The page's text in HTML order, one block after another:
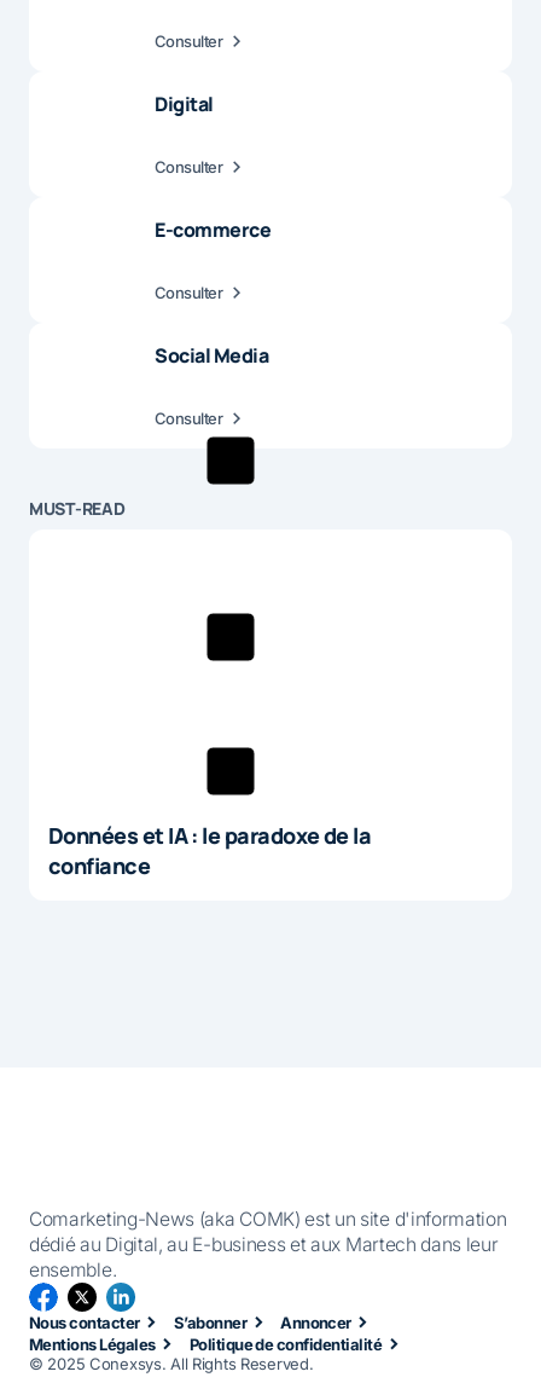
Consulter
Digital
Consulter
E-commerce
Consulter
Social Media
Consulter
MUST-READ
Données et IA : le paradoxe de la
confiance
Comarketing-News (aka COMK) est un site d'information
dédié au Digital, au E-business et aux Martech dans leur
ensemble.
Nous contacter S’abonner
Annoncer
Mentions Légales
Politique de confidentialité
© 2025 Conexsys. All Rights Reserved.